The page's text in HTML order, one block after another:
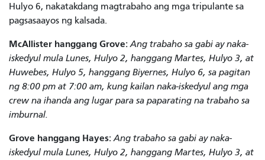
Hulyo 6, nakatakdang magtrabaho ang mga tripulante sa
pagsasaayos ng kalsada.
McAllister hanggang Grove: Ang trabaho sa gabi ay naka-
iskedyul mula Lunes, Hulyo 2, hanggang Martes, Hulyo 3, at
Huwebes, Hulyo 5, hanggang Biyernes, Hulyo 6, sa pagitan
ng 8:00 pm at 7:00 am, kung kailan naka-iskedyul ang mga
crew na ihanda ang lugar para sa paparating na trabaho sa
imburnal.
Grove hanggang Hayes: Ang trabaho sa gabi ay naka-
iskedyul mula Lunes, Hulyo 2, hanggang Martes, Hulyo 3, at